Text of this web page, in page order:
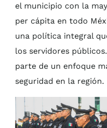
el municipio con la
per cápita en todo
una política integral
los servidores
parte de un enfoque
seguridad en la región.